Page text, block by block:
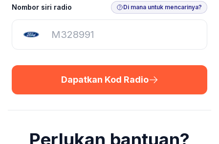
Dapatkan Kod Radio
Nombor siri radio Di mana untuk mencarinya?
Dapatkan Kod Radio
Perlukan bantuan?